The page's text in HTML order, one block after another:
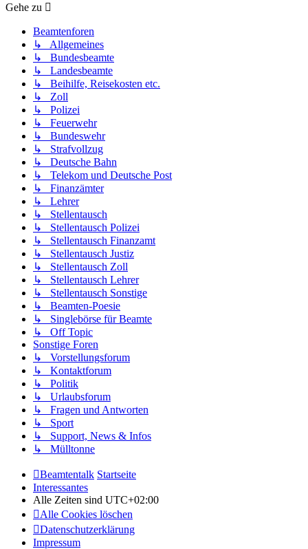
Gehe zu
Beamtenforen
↳ Allgemeines
↳ Bundesbeamte
↳ Landesbeamte
↳ Beihilfe, Reisekosten etc.
↳ Zoll
↳ Polizei
↳ Feuerwehr
↳ Bundeswehr
↳ Strafvollzug
↳ Deutsche Bahn
↳ Telekom und Deutsche Post
↳ Finanzämter
↳ Lehrer
↳ Stellentausch
↳ Stellentausch Polizei
↳ Stellentausch Finanzamt
↳ Stellentausch Justiz
↳ Stellentausch Zoll
↳ Stellentausch Lehrer
↳ Stellentausch Sonstige
↳ Beamten-Poesie
↳ Singlebörse für Beamte
↳ Off Topic
Sonstige Foren
↳ Vorstellungsforum
↳ Kontaktforum
↳ Politik
↳ Urlaubsforum
↳ Fragen und Antworten
↳ Sport
↳ Support, News & Infos
↳ Mülltonne
Beamtentalk Startseite
Interessantes
Alle Zeiten sind UTC+02:00
Alle Cookies löschen
Datenschutzerklärung
Impressum